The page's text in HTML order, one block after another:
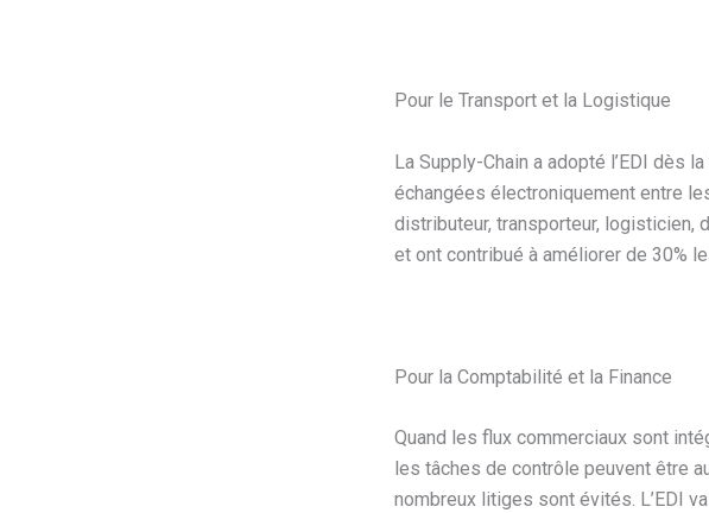
Pour le Transport et la Logistique
La Supply-Chain a adopté l’EDI dès
échangées électroniquement entre
distributeur, transporteur, logisticien,
et ont contribué à améliorer de 30%
Pour la Comptabilité et la Finance
Quand les flux commerciaux sont
les tâches de contrôle peuvent être
nombreux litiges sont évités. L’EDI